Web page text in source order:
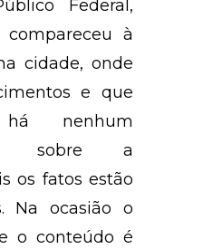
Federal,
compareceu à
cidade, onde
e que
nenhum
sobre a
os fatos estão
Na ocasião o
o conteúdo é